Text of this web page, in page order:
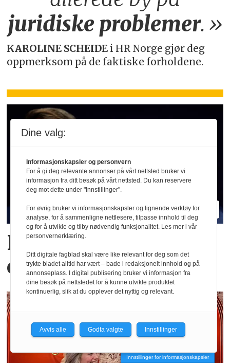
juridiske problemer.»
KAROLINE SCHEIDE i HR Norge gjør deg
oppmerksom på de faktiske forholdene.
Hva er egentlig KI-
effekten i Oljefondet?
Innstillinger for informasjonskapsler
Dine valg:
Informasjonskapsler og personvern
For å gi deg relevante annonser på vårt nettsted bruker vi
informasjon fra ditt besøk på vårt nettsted. Du kan reservere
deg mot dette under "Innstillinger".
For øvrig bruker vi informasjonskapsler og lignende verktøy for
analyse, for å sammenligne nettlesere, tilpasse innhold til deg
og for å utvikle og tilby nødvendig funksjonalitet. Les mer i vår
personvernerklæring.
Ditt digitale fagblad skal være like relevant for deg som det
trykte bladet alltid har vært – bade i redaksjonelt innhold og på
annonseplass. I digital publisering bruker vi informasjon fra
dine besøk på nettstedet for å kunne utvikle produktet
kontinuerlig, slik at du opplever det nyttig og relevant.
Avvis alle Godta valgte Innstillinger